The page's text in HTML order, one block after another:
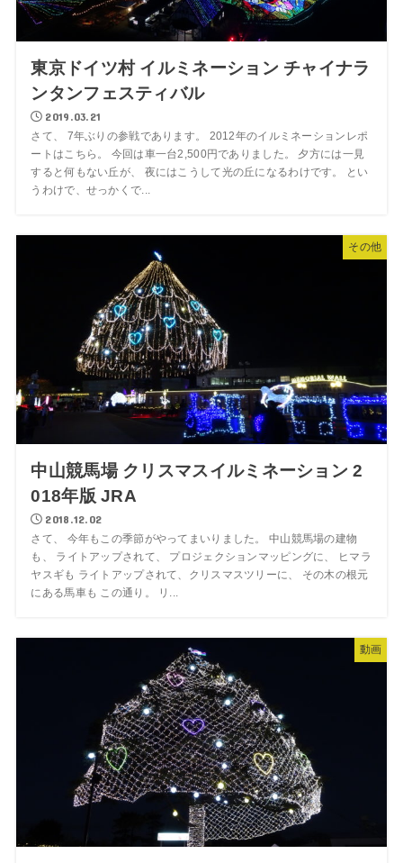
東京ドイツ村 イルミネーション チャイナラ
ンタンフェスティバル
2019.03.21
さて、 7年ぶりの参戦であります。 2012年のイルミネーションレポ
ートはこちら。 今回は車一台2,500円でありました。 夕方には一見
すると何もない丘が、 夜にはこうして光の丘になるわけです。 とい
うわけで、せっかくで...
その他
中山競馬場 クリスマスイルミネーション 2
018年版 JRA
2018.12.02
さて、 今年もこの季節がやってまいりました。 中山競馬場の建物
も、 ライトアップされて、 プロジェクションマッピングに、 ヒマラ
ヤスギも ライトアップされて、クリスマスツリーに、 その木の根元
にある馬車も この通り。 リ...
動画